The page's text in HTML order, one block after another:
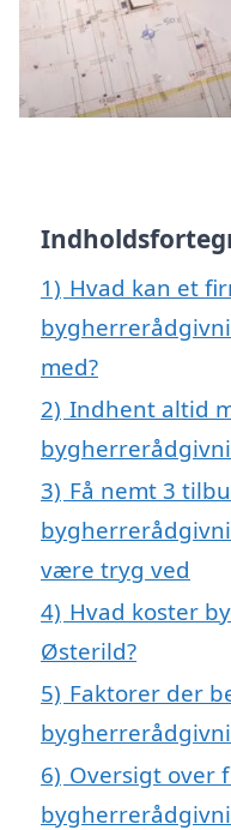
1) Hvad kan et
med?
2) Indhent altid
3) Få nemt 3
være tryg ved
4) Hvad koster
Østerild?
5) Faktorer der
6) Oversigt over